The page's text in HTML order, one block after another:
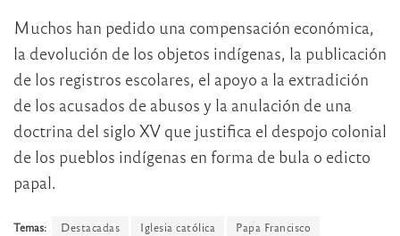
Muchos han pedido una compensación económica,
la devolución de los objetos indígenas, la publicación
de los registros escolares, el apoyo a la extradición
de los acusados de abusos y la anulación de una
doctrina del siglo XV que justifica el despojo colonial
de los pueblos indígenas en forma de bula o edicto
papal.
Temas: Destacadas Iglesia católica Papa Francisco